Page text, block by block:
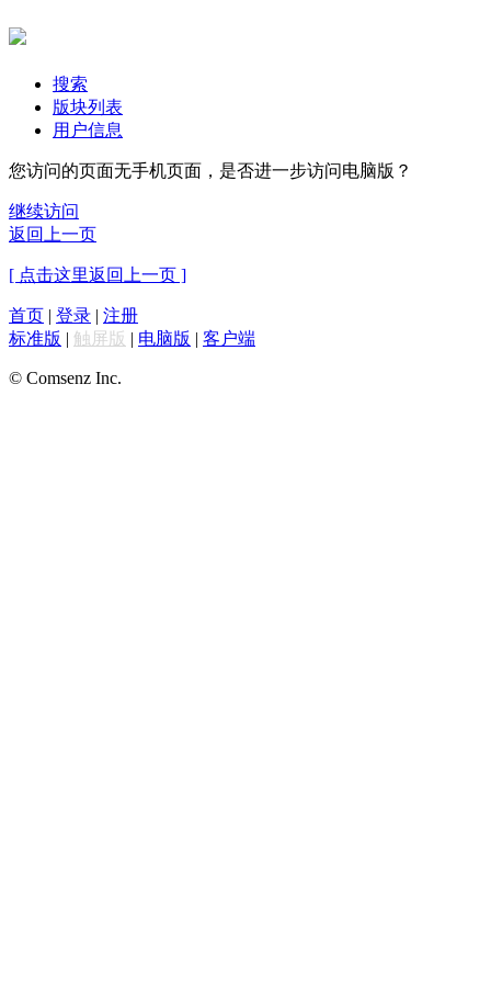
搜索
版块列表
用户信息
您访问的页面无手机页面，是否进一步访问电脑版？
继续访问
返回上一页
[ 点击这里返回上一页 ]
首页 | 登录 | 注册
标准版 | 触屏版 | 电脑版 | 客户端
© Comsenz Inc.